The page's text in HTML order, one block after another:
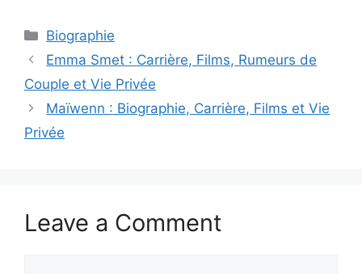
Categories
Biographie
Emma Smet : Carrière, Films, Rumeurs de
Couple et Vie Privée
Maïwenn : Biographie, Carrière, Films et Vie
Privée
Leave a Comment